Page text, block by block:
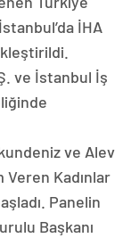
İHA
ve İstanbul İş
ve Alev
Veren Kadınlar
Panelin
Başkanı